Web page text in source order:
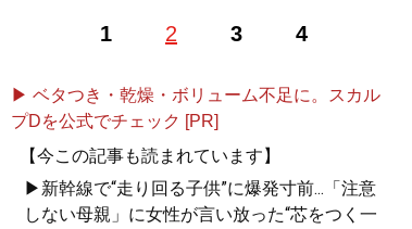
1 2 3 4
伎町のバーに在籍。Twitter：
@tsumami_gui_
記事一覧へ
▶ ベタつき・乾燥・ボリューム不足に。スカル
プDを公式でチェック [PR]
【今この記事も読まれています】
▶新幹線で“走り回る子供”に爆発寸前...「注意
しない母親」に女性が言い放った“芯をつく一